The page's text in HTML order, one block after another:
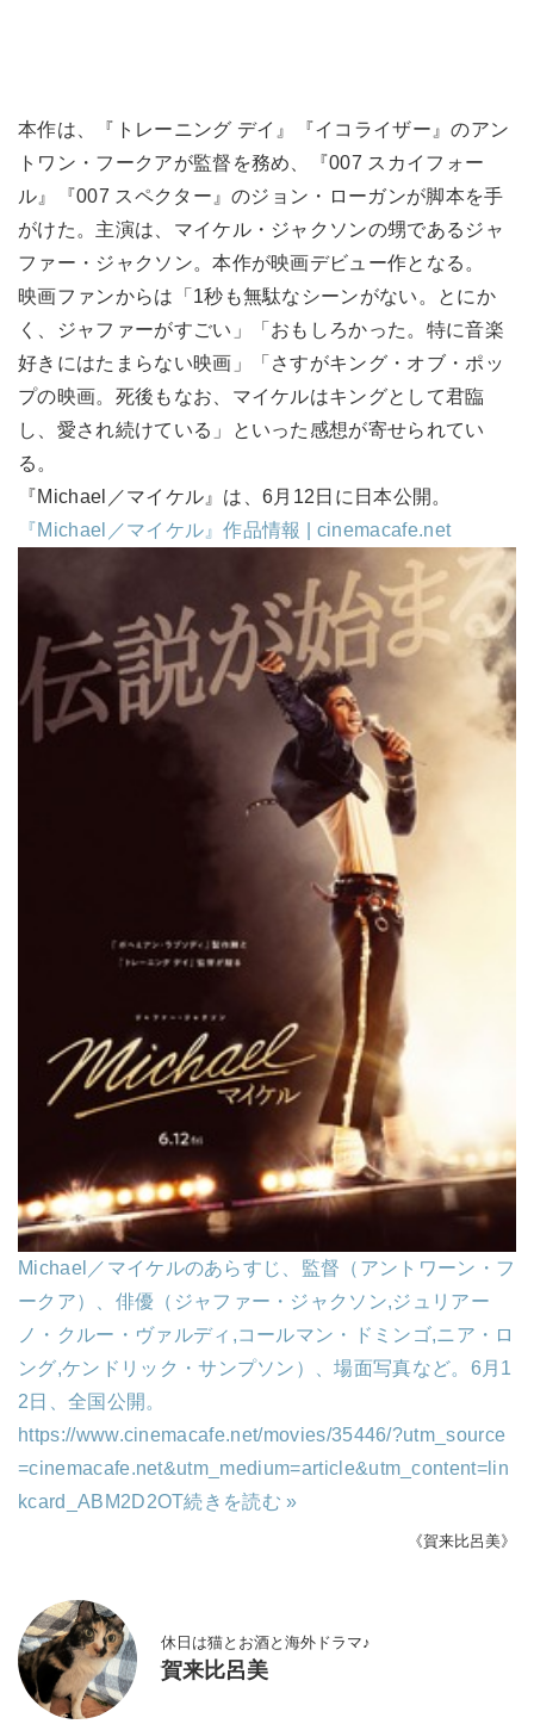
本作は、『トレーニング デイ』『イコライザー』のアン
トワン・フークアが監督を務め、『007 スカイフォー
ル』『007 スペクター』のジョン・ローガンが脚本を手
がけた。主演は、マイケル・ジャクソンの甥であるジャ
ファー・ジャクソン。本作が映画デビュー作となる。
映画ファンからは「1秒も無駄なシーンがない。とにか
く、ジャファーがすごい」「おもしろかった。特に音楽
好きにはたまらない映画」「さすがキング・オブ・ポッ
プの映画。死後もなお、マイケルはキングとして君臨
し、愛され続けている」といった感想が寄せられてい
る。
『Michael／マイケル』は、6月12日に日本公開。
『Michael／マイケル』作品情報 | cinemacafe.net
Michael／マイケルのあらすじ、監督（アントワーン・フ
ークア）、俳優（ジャファー・ジャクソン,ジュリアー
ノ・クルー・ヴァルディ,コールマン・ドミンゴ,ニア・ロ
ング,ケンドリック・サンプソン）、場面写真など。6月1
2日、全国公開。
https://www.cinemacafe.net/movies/35446/?utm_source
=cinemacafe.net&utm_medium=article&utm_content=lin
kcard_ABM2D2OT続きを読む »
《賀来比呂美》
休日は猫とお酒と海外ドラマ♪
賀来比呂美